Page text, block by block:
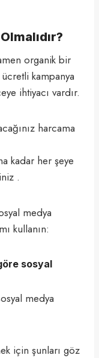
organik bir
kampanya
ihtiyacı vardır.
harcama
kadar her şeye
.
medya
kullanın:
sosyal
medya
için şunları göz